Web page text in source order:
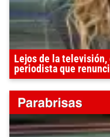
Lejos de la
periodista que